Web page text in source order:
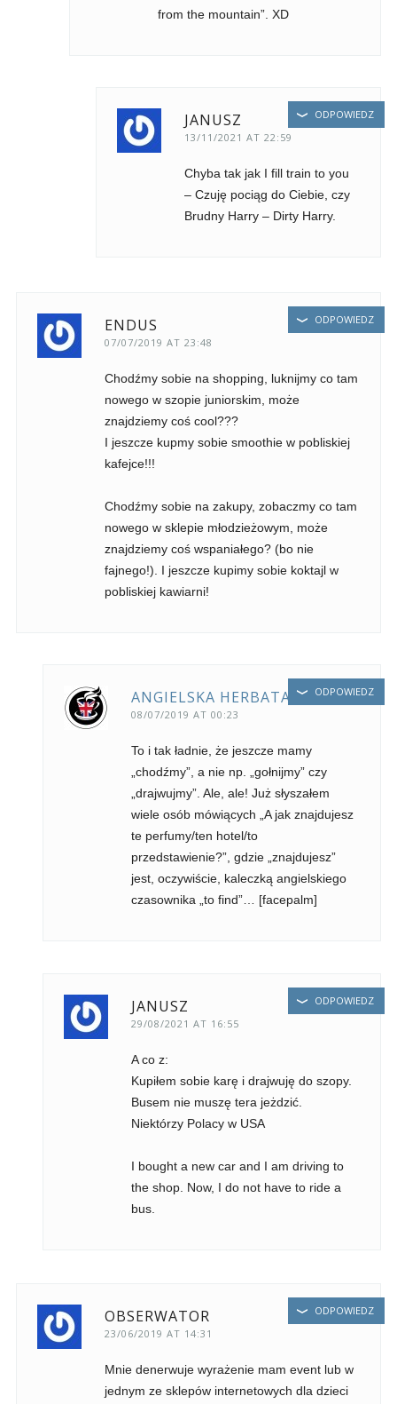
from the mountain”. XD
JANUSZ
13/11/2021 AT 22:59
Chyba tak jak I fill train to you
– Czuję pociąg do Ciebie, czy
Brudny Harry – Dirty Harry.
ODPOWIEDZ
ENDUS
07/07/2019 AT 23:48
Chodźmy sobie na shopping, luknijmy co tam
nowego w szopie juniorskim, może
znajdziemy coś cool???
I jeszcze kupmy sobie smoothie w pobliskiej
kafejce!!!
Chodźmy sobie na zakupy, zobaczmy co tam
nowego w sklepie młodzieżowym, może
znajdziemy coś wspaniałego? (bo nie
fajnego!). I jeszcze kupimy sobie koktajl w
pobliskiej kawiarni!
ODPOWIEDZ
ANGIELSKA HERBATA
08/07/2019 AT 00:23
To i tak ładnie, że jeszcze mamy
„chodźmy”, a nie np. „gołnijmy” czy
„drajwujmy”. Ale, ale! Już słyszałem
wiele osób mówiących „A jak znajdujesz
te perfumy/ten hotel/to
przedstawienie?”, gdzie „znajdujesz”
jest, oczywiście, kaleczką angielskiego
czasownika „to find”… [facepalm]
ODPOWIEDZ
JANUSZ
29/08/2021 AT 16:55
A co z:
Kupiłem sobie karę i drajwuję do szopy.
Busem nie muszę tera jeżdzić.
Niektórzy Polacy w USA
I bought a new car and I am driving to
the shop. Now, I do not have to ride a
bus.
ODPOWIEDZ
OBSERWATOR
23/06/2019 AT 14:31
Mnie denerwuje wyrażenie mam event lub w
jednym ze sklepów internetowych dla dzieci
ODPOWIEDZ